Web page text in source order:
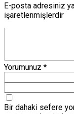
E-posta adresiniz
işaretlenmişlerdir
Yorumunuz *
Bir dahaki sefere